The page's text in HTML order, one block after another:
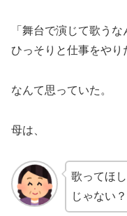
「舞台で演じて歌う
ひっそりと仕事をやり
なんて思っていた。
母は、
歌ってほ
じゃない？